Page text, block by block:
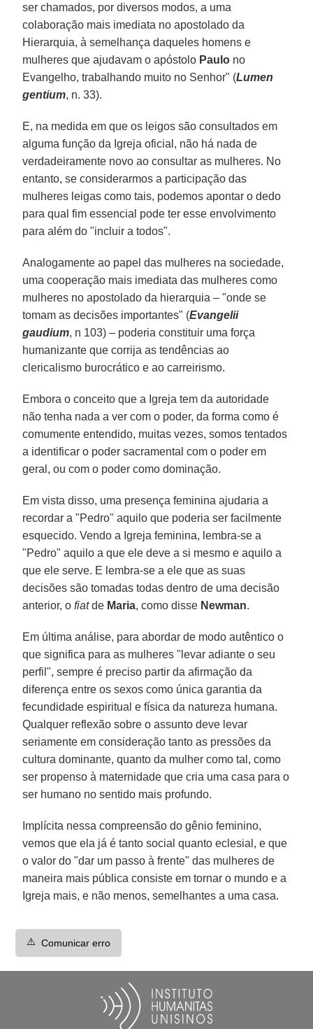
ser chamados, por diversos modos, a uma
colaboração mais imediata no apostolado da
Hierarquia, à semelhança daqueles homens e
mulheres que ajudavam o apóstolo Paulo no
Evangelho, trabalhando muito no Senhor" (Lumen
gentium, n. 33).
E, na medida em que os leigos são consultados em
alguma função da Igreja oficial, não há nada de
verdadeiramente novo ao consultar as mulheres. No
entanto, se considerarmos a participação das
mulheres leigas como tais, podemos apontar o dedo
para qual fim essencial pode ter esse envolvimento
para além do "incluir a todos".
Analogamente ao papel das mulheres na sociedade,
uma cooperação mais imediata das mulheres como
mulheres no apostolado da hierarquia – "onde se
tomam as decisões importantes" (Evangelii
gaudium, n 103) – poderia constituir uma força
humanizante que corrija as tendências ao
clericalismo burocrático e ao carreirismo.
Embora o conceito que a Igreja tem da autoridade
não tenha nada a ver com o poder, da forma como é
comumente entendido, muitas vezes, somos tentados
a identificar o poder sacramental com o poder em
geral, ou com o poder como dominação.
Em vista disso, uma presença feminina ajudaria a
recordar a "Pedro" aquilo que poderia ser facilmente
esquecido. Vendo a Igreja feminina, lembra-se a
"Pedro" aquilo a que ele deve a si mesmo e aquilo a
que ele serve. E lembra-se a ele que as suas
decisões são tomadas todas dentro de uma decisão
anterior, ofiatde Maria, como disse Newman.
Em última análise, para abordar de modo autêntico o
que significa para as mulheres "levar adiante o seu
perfil", sempre é preciso partir da afirmação da
diferença entre os sexos como única garantia da
fecundidade espiritual e física da natureza humana.
Qualquer reflexão sobre o assunto deve levar
seriamente em consideração tanto as pressões da
cultura dominante, quanto da mulher como tal, como
ser propenso à maternidade que cria uma casa para o
ser humano no sentido mais profundo.
Implícita nessa compreensão do gênio feminino,
vemos que ela já é tanto social quanto eclesial, e que
o valor do "dar um passo à frente" das mulheres de
maneira mais pública consiste em tornar o mundo e a
Igreja mais, e não menos, semelhantes a uma casa.
⚠️ Comunicar erro